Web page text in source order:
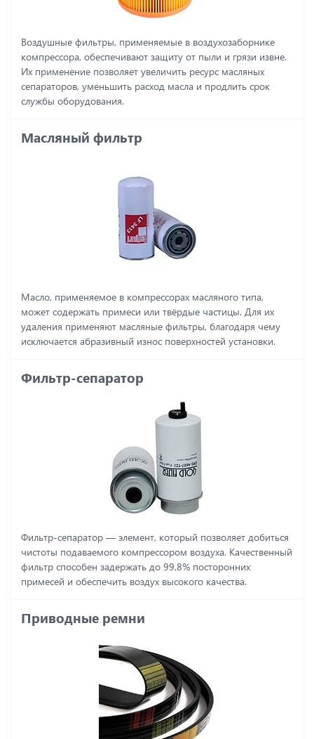
Воздушные фильтры, применяемые в воздухозаборнике
компрессора, обеспечивают защиту от пыли и грязи извне.
Их применение позволяет увеличить ресурс масляных
сепараторов, уменьшить расход масла и продлить срок
службы оборудования.
Масляный фильтр
Масло, применяемое в компрессорах масляного типа,
может содержать примеси или твёрдые частицы. Для их
удаления применяют масляные фильтры, благодаря чему
исключается абразивный износ поверхностей установки.
Фильтр-сепаратор
Фильтр-сепаратор ― элемент, который позволяет добиться
чистоты подаваемого компрессором воздуха. Качественный
фильтр способен задержать до 99,8% посторонних
примесей и обеспечить воздух высокого качества.
Приводные ремни